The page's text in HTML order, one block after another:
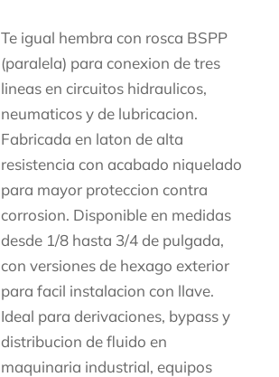
Te igual hembra con rosca BSPP
(paralela) para conexion de tres
lineas en circuitos hidraulicos,
neumaticos y de lubricacion.
Fabricada en laton de alta
resistencia con acabado niquelado
para mayor proteccion contra
corrosion. Disponible en medidas
desde 1/8 hasta 3/4 de pulgada,
con versiones de hexago exterior
para facil instalacion con llave.
Ideal para derivaciones, bypass y
distribucion de fluido en
maquinaria industrial, equipos